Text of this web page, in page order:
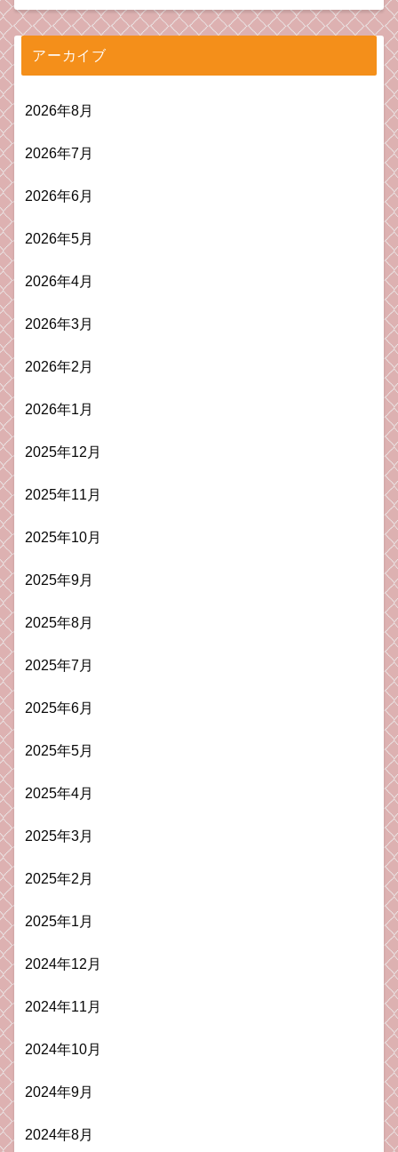
アーカイブ
2026年8月
2026年7月
2026年6月
2026年5月
2026年4月
2026年3月
2026年2月
2026年1月
2025年12月
2025年11月
2025年10月
2025年9月
2025年8月
2025年7月
2025年6月
2025年5月
2025年4月
2025年3月
2025年2月
2025年1月
2024年12月
2024年11月
2024年10月
2024年9月
2024年8月